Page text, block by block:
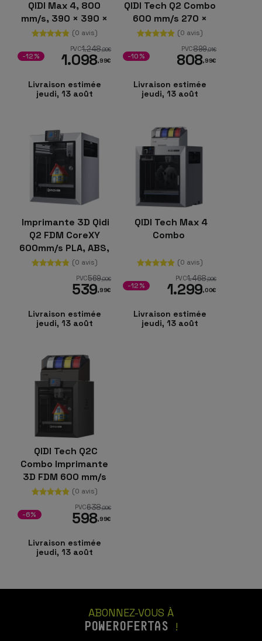
QIDI Max 4, 800
mm/s, 390 × 390 ×
340 mm(0 avis)
PVC1.248,99€
1.098,99€
-12%
Livraison estimée
jeudi, 13 août
QIDI Tech Q2 Combo
600 mm/s 270 ×
270 × 256 mm
(0 avis)
PVC899,01€
808,99€
-10%
Livraison estimée
jeudi, 13 août
Imprimante 3D Qidi
Q2 FDM CoreXY
600mm/s PLA, ABS,
ASA, PETG, TPU, PA,
(0 avis)
PVC569,00€
539,99€
Livraison estimée
jeudi, 13 août
QIDI Tech Max 4
Combo
(0 avis)
PVC1.468,99€
1.299,00€
-12%
Livraison estimée
jeudi, 13 août
QIDI Tech Q2C
Combo Imprimante
3D FDM 600 mm/s
270 × 270 × 256
(0 avis)
PVC638,99€
598,99€
-6%
Livraison estimée
jeudi, 13 août
ABONNEZ-VOUS À
POWEROFERTAS !